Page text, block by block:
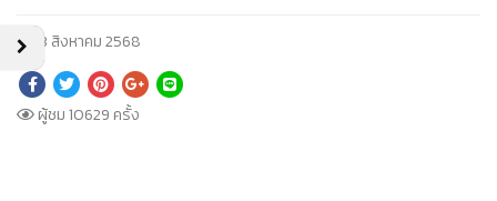
13 สิงหาคม 2568
ผู้ชม 10629 ครั้ง